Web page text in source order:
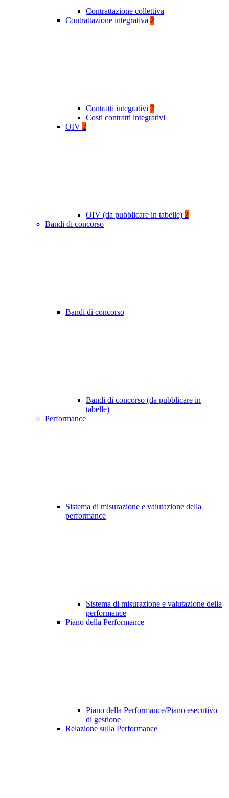
Contrattazione collettiva
Contrattazione integrativa 2
Contratti integrativi 2
Costi contratti integrativi
OIV 2
OIV (da pubblicare in tabelle) 2
Bandi di concorso
Bandi di concorso
Bandi di concorso (da pubblicare in
tabelle)
Performance
Sistema di misurazione e valutazione della
performance
Sistema di misurazione e valutazione della
performance
Piano della Performance
Piano della Performance/Piano esecutivo
di gestione
Relazione sulla Performance